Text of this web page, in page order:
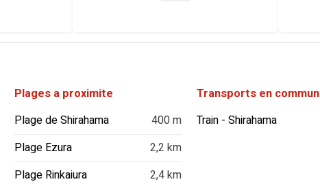
Plages a proximite
Plage de Shirahama
400 m
Plage Ezura
2,2 km
Plage Rinkaiura
2,4 km
Transports en commun
Train - Shirahama